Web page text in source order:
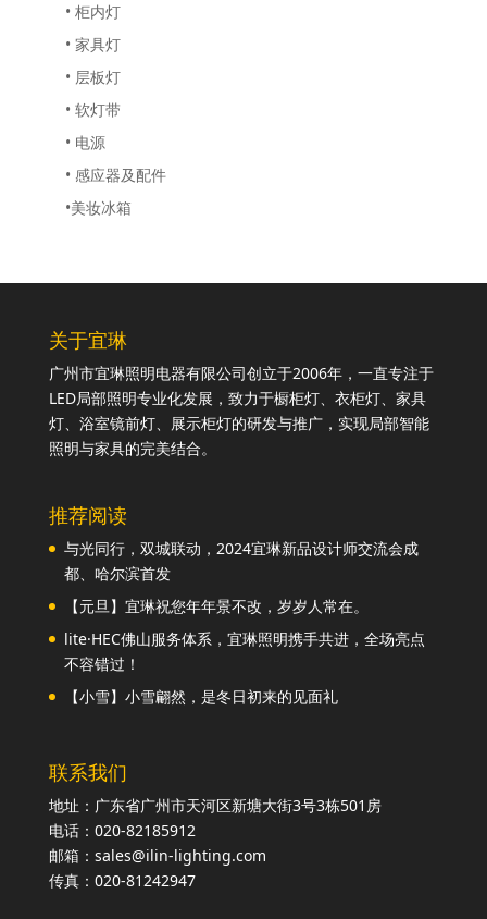
• 柜内灯
• 家具灯
• 层板灯
• 软灯带
• 电源
• 感应器及配件
•美妆冰箱
关于宜琳
广州市宜琳照明电器有限公司创立于2006年，一直专注于
LED局部照明专业化发展，致力于橱柜灯、衣柜灯、家具
灯、浴室镜前灯、展示柜灯的研发与推广，实现局部智能
照明与家具的完美结合。
推荐阅读
与光同行，双城联动，2024宜琳新品设计师交流会成
都、哈尔滨首发
【元旦】宜琳祝您年年景不改，岁岁人常在。
lite·HEC佛山服务体系，宜琳照明携手共进，全场亮点
不容错过！
【小雪】小雪翩然，是冬日初来的见面礼
联系我们
地址：广东省广州市天河区新塘大街3号3栋501房
电话：020-82185912
邮箱：sales@ilin-lighting.com
传真：020-81242947